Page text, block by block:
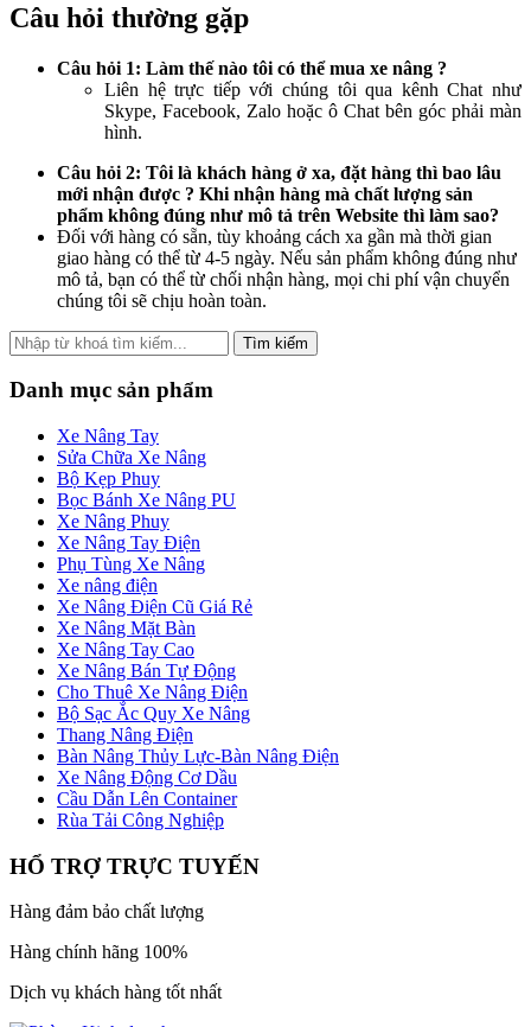
Câu hỏi thường gặp
Câu hỏi 1: Làm thế nào tôi có thể mua xe nâng ?
Liên hệ trực tiếp với chúng tôi qua kênh Chat như
Skype, Facebook, Zalo hoặc ô Chat bên góc phải màn
hình.
Câu hỏi 2: Tôi là khách hàng ở xa, đặt hàng thì bao lâu
mới nhận được ? Khi nhận hàng mà chất lượng sản
phẩm không đúng như mô tả trên Website thì làm sao?
Đối với hàng có sẵn, tùy khoảng cách xa gần mà thời gian
giao hàng có thể từ 4-5 ngày. Nếu sản phẩm không đúng như
mô tả, bạn có thể từ chối nhận hàng, mọi chi phí vận chuyển
chúng tôi sẽ chịu hoàn toàn.
Tìm kiếm
Danh mục sản phẩm
Xe Nâng Tay
Sửa Chữa Xe Nâng
Bộ Kẹp Phuy
Bọc Bánh Xe Nâng PU
Xe Nâng Phuy
Xe Nâng Tay Điện
Phụ Tùng Xe Nâng
Xe nâng điện
Xe Nâng Điện Cũ Giá Rẻ
Xe Nâng Mặt Bàn
Xe Nâng Tay Cao
Xe Nâng Bán Tự Động
Cho Thuê Xe Nâng Điện
Bộ Sạc Ắc Quy Xe Nâng
Thang Nâng Điện
Bàn Nâng Thủy Lực-Bàn Nâng Điện
Xe Nâng Động Cơ Dầu
Cầu Dẫn Lên Container
Rùa Tải Công Nghiệp
HỔ TRỢ TRỰC TUYẾN
Hàng đảm bảo chất lượng
Hàng chính hãng 100%
Dịch vụ khách hàng tốt nhất